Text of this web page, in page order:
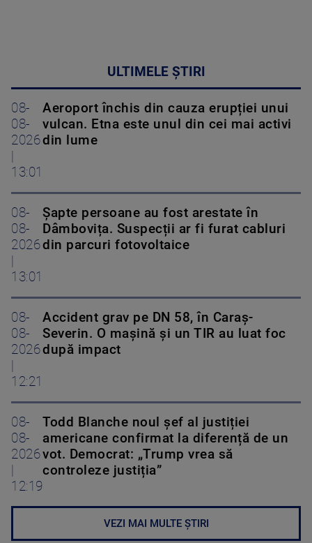
ULTIMELE ȘTIRI
08-
08-
2026
|
13:01
Aeroport închis din cauza erupției unui
vulcan. Etna este unul din cei mai activi
din lume
08-
08-
2026
|
13:01
Șapte persoane au fost arestate în
Dâmbovița. Suspecții ar fi furat cabluri
din parcuri fotovoltaice
08-
08-
2026
|
12:21
Accident grav pe DN 58, în Caraș-
Severin. O mașină și un TIR au luat foc
după impact
08-
08-
2026
|
12:19
Todd Blanche noul șef al justiției
americane confirmat la diferență de un
vot. Democrat: „Trump vrea să
controleze justiția”
VEZI MAI MULTE ȘTIRI